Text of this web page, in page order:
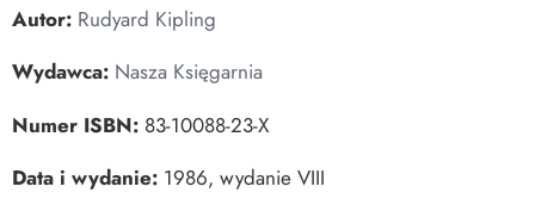
Autor: Rudyard Kipling
Wydawca: Nasza Księgarnia
Numer ISBN: 83-10088-23-X
Data i wydanie: 1986, wydanie VIII